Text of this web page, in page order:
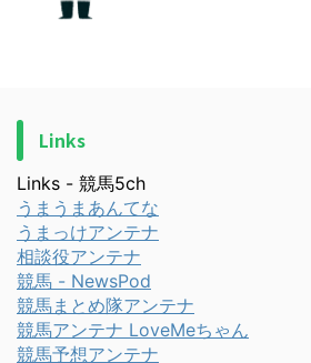
Links
Links - 競馬5ch
うまうまあんてな
うまっけアンテナ
相談役アンテナ
競馬 - NewsPod
競馬まとめ隊アンテナ
競馬アンテナ LoveMeちゃん
競馬予想アンテナ